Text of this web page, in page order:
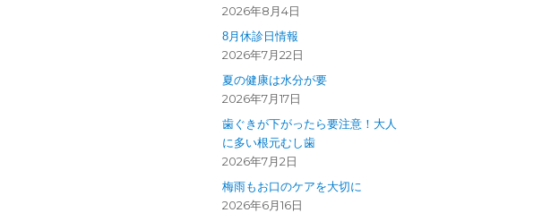
2026年8月4日
8月休診日情報
2026年7月22日
夏の健康は水分が要
2026年7月17日
歯ぐきが下がったら要注意！大人
に多い根元むし歯
2026年7月2日
梅雨もお口のケアを大切に
2026年6月16日